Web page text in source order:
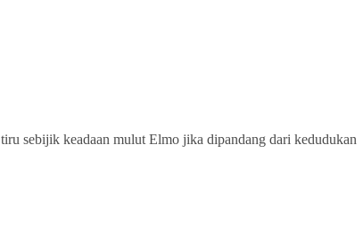
sebijik keadaan mulut Elmo jika dipandang dari kedudukan